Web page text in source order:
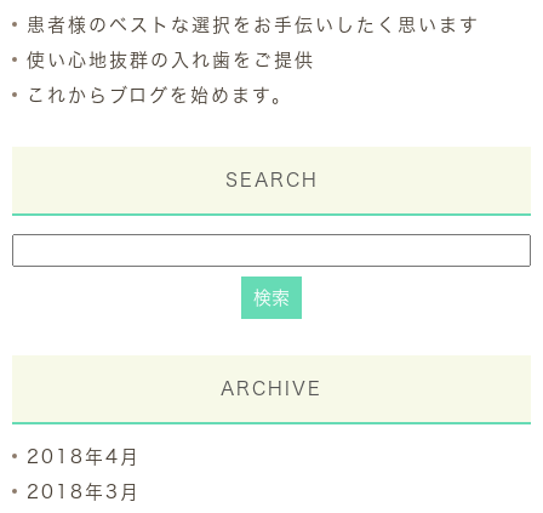
患者様のベストな選択をお手伝いしたく思います
使い心地抜群の入れ歯をご提供
これからブログを始めます。
SEARCH
ARCHIVE
2018年4月
2018年3月